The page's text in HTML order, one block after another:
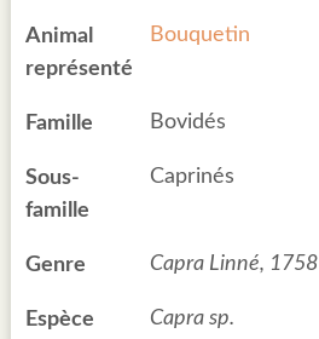
Animal
représenté
Bouquetin
Famille Bovidés
Sous-
famille
Caprinés
Genre Capra Linné, 1758
Espèce Capra sp.